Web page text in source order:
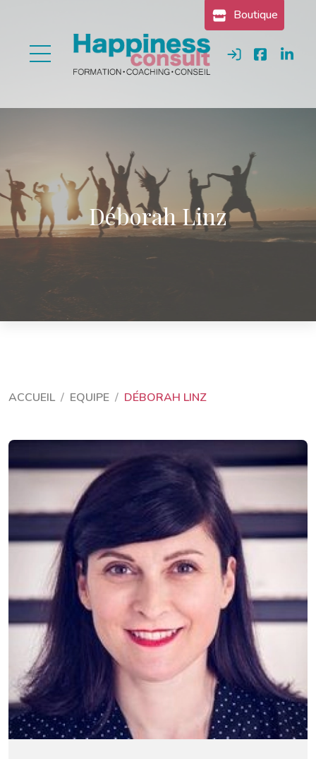
Boutique
Se connecter
Déborah Linz
ACCUEIL EQUIPE DÉBORAH LINZ